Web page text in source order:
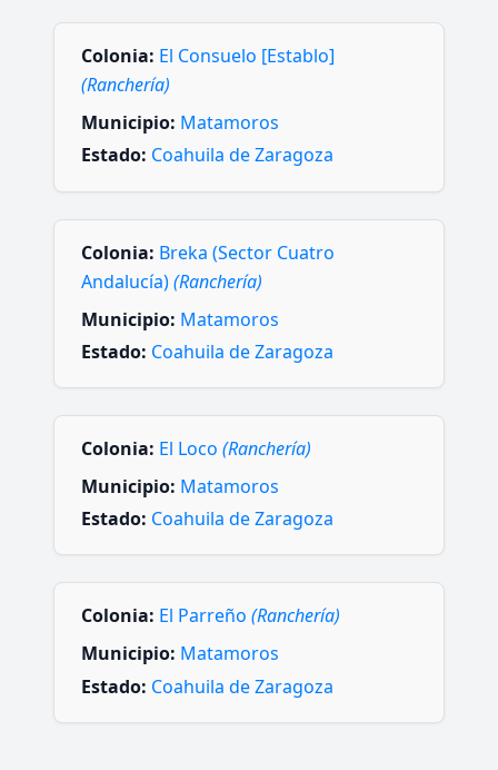
Colonia: El Consuelo [Establo]
(Ranchería)
Municipio: Matamoros
Estado: Coahuila de Zaragoza
Colonia: Breka (Sector Cuatro
Andalucía)(Ranchería)
Municipio: Matamoros
Estado: Coahuila de Zaragoza
Colonia: El Loco (Ranchería)
Municipio: Matamoros
Estado: Coahuila de Zaragoza
Colonia: El Parreño (Ranchería)
Municipio: Matamoros
Estado: Coahuila de Zaragoza